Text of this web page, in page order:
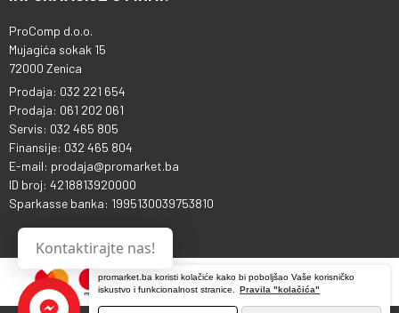
promarket.ba koristi kolačiće kako bi poboljšao Vaše korisničko
iskustvo i funkcionalnost stranice.
Pravila "kolačića"
ProComp d.o.o.
Mujagića sokak 15
72000 Zenica
Prodaja: 032 221 654
Prodaja: 061 202 061
Servis: 032 465 805
Finansije: 032 465 804
E-mail: prodaja@promarket.ba
ID broj: 4218813920000
Sparkasse banka: 1995130039753810
Kontaktirajte nas!